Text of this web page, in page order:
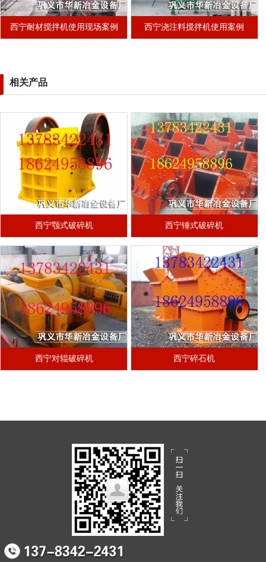
西宁耐材搅拌机使用现场案例 西宁浇注料搅拌机使用案例
相关产品
西宁颚式破碎机 西宁锤式破碎机
西宁对辊破碎机 西宁碎石机